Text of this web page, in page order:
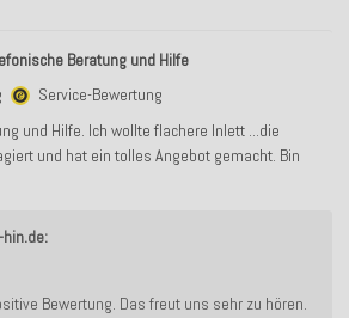
Beratung und Hilfe
Service-Bewertung
und Hilfe. Ich wollte flachere Inlett ...die
und hat ein tolles Angebot gemacht. Bin
Bewertung. Das freut uns sehr zu hören.